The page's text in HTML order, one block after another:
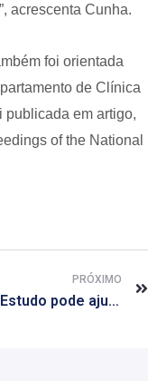
acrescenta Cunha.
foi orientada
de Clínica
publicada em artigo,
of the National
PRÓXIMO
Estudo pode ajudar a prevenir e tratar infecções fatais em diabéticos